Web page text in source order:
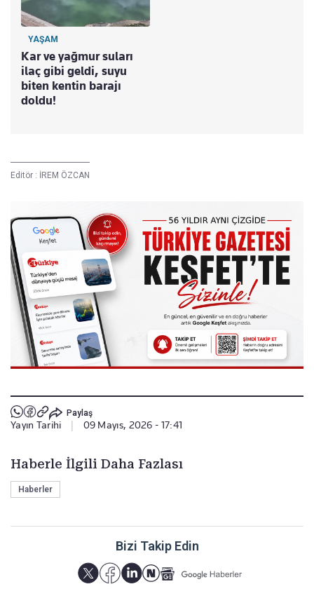
YAŞAM
Kar ve yağmur suları
ilaç gibi geldi, suyu
biten kentin barajı
doldu!
Editör : İREM ÖZCAN
Paylaş
Yayın Tarihi 09 Mayıs, 2026 - 17:41
Haberle İlgili Daha Fazlası
Haberler
Bizi Takip Edin